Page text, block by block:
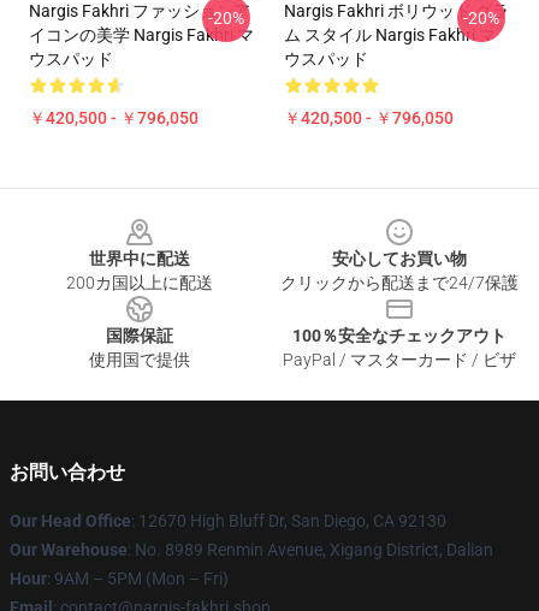
Nargis Fakhri ファッションア
イコンの美学 Nargis Fakhri マ
ウスパッド
￥420,500 - ￥796,050
-20%
Nargis Fakhri ボリウッド グラ
ム スタイル Nargis Fakhri マ
ウスパッド
￥420,500 - ￥796,050
-20%
世界中に配送
200カ国以上に配送
安心してお買い物
クリックから配送まで24/7保護
国際保証
使用国で提供
100％安全なチェックアウト
PayPal / マスターカード / ビザ
お問い合わせ
Our Head Office: 12670 High Bluff Dr, San Diego, CA 92130
Our Warehouse: No. 8989 Renmin Avenue, Xigang District, Dalian
Hour: 9AM – 5PM (Mon – Fri)